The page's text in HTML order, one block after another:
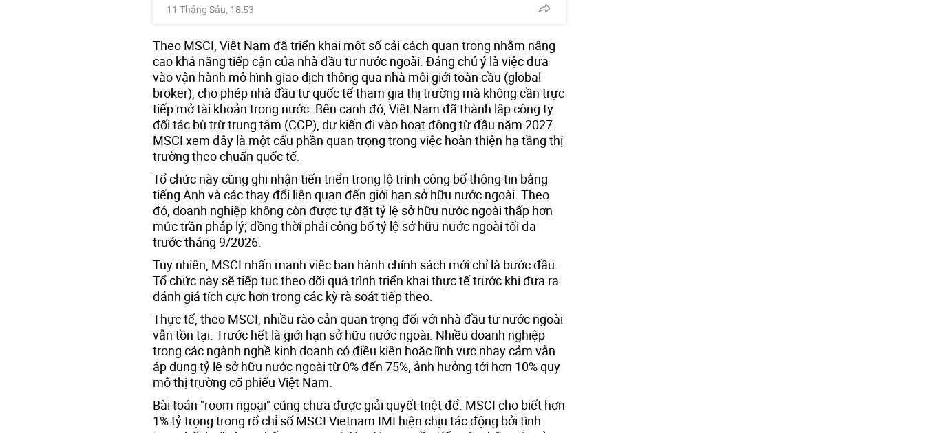
11 Tháng Sáu, 18:53
Theo MSCI, Việt Nam đã triển khai một số cải cách quan trọng nhằm nâng
cao khả năng tiếp cận của nhà đầu tư nước ngoài. Đáng chú ý là việc đưa
vào vận hành mô hình giao dịch thông qua nhà môi giới toàn cầu (global
broker), cho phép nhà đầu tư quốc tế tham gia thị trường mà không cần trực
tiếp mở tài khoản trong nước. Bên cạnh đó, Việt Nam đã thành lập công ty
đối tác bù trừ trung tâm (CCP), dự kiến đi vào hoạt động từ đầu năm 2027.
MSCI xem đây là một cấu phần quan trọng trong việc hoàn thiện hạ tầng thị
trường theo chuẩn quốc tế.
Tổ chức này cũng ghi nhận tiến triển trong lộ trình công bố thông tin bằng
tiếng Anh và các thay đổi liên quan đến giới hạn sở hữu nước ngoài. Theo
đó, doanh nghiệp không còn được tự đặt tỷ lệ sở hữu nước ngoài thấp hơn
mức trần pháp lý; đồng thời phải công bố tỷ lệ sở hữu nước ngoài tối đa
trước tháng 9/2026.
Tuy nhiên, MSCI nhấn mạnh việc ban hành chính sách mới chỉ là bước đầu.
Tổ chức này sẽ tiếp tục theo dõi quá trình triển khai thực tế trước khi đưa ra
đánh giá tích cực hơn trong các kỳ rà soát tiếp theo.
Thực tế, theo MSCI, nhiều rào cản quan trọng đối với nhà đầu tư nước ngoài
vẫn tồn tại. Trước hết là giới hạn sở hữu nước ngoài. Nhiều doanh nghiệp
trong các ngành nghề kinh doanh có điều kiện hoặc lĩnh vực nhạy cảm vẫn
áp dụng tỷ lệ sở hữu nước ngoài từ 0% đến 75%, ảnh hưởng tới hơn 10% quy
mô thị trường cổ phiếu Việt Nam.
Bài toán "room ngoại" cũng chưa được giải quyết triệt để. MSCI cho biết hơn
1% tỷ trọng trong rổ chỉ số MSCI Vietnam IMI hiện chịu tác động bởi tình